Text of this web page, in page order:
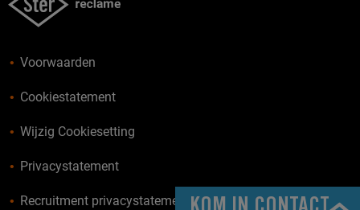
Voorwaarden
Cookiestatement
Wijzig Cookiesetting
Privacystatement
Recruitment privacystatement